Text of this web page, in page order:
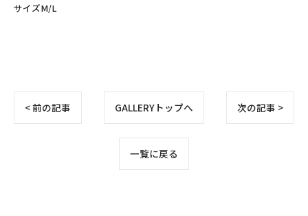
サイズM/L
< 前の記事 GALLERYトップへ 次の記事 >
一覧に戻る